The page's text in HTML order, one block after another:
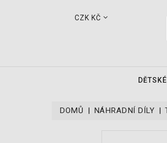
CZK KČ
DOMŮ NÁHRADNÍ DÍLY